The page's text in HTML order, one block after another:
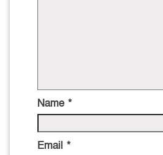
Name *
Email *